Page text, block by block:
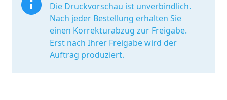
Die Druckvorschau ist unverbindlich.
Nach jeder Bestellung erhalten Sie
einen Korrekturabzug zur Freigabe.
Erst nach Ihrer Freigabe wird der
Auftrag produziert.